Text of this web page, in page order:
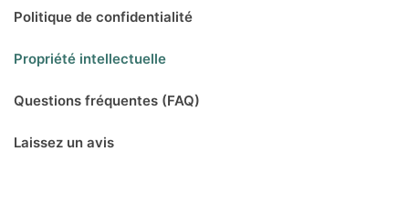
Politique de confidentialité
Propriété intellectuelle
Questions fréquentes (FAQ)
Laissez un avis